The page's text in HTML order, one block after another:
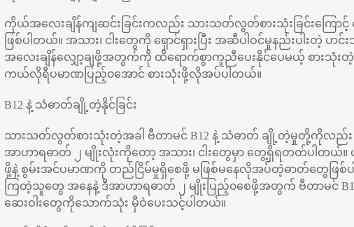
ကိုယ်အလေးချိန်ကျဆင်းခြင်းကလည်း သားသတ်လွတ်စားသုံးခြင်းကြောင့်
ဖြစ်ပါတယ်။ အသား၊ ငါးတွေကို ရှောင်ရှားပြီး အဆီပါဝင်မှုနည်းပါးတဲ့
အလေးချိန်လျှော့ချဖို့အတွက်ကို ထိရောက်စွာကူညီပေးနိုင်ပေမယ့် စား
ကယ်လိုရီပမာဏပြည့်၀အောင် စားသုံးဖို့လိုအပ်ပါတယ်။
B12 နဲ့ သံဓာတ်ချို့တဲ့နိုင်ခြင်း
သားသတ်လွတ်စားသုံးတဲ့အခါ ဗီတာမင် B12 နဲ့ သံဓာတ် ချို့တဲ့မှုတို့ကိုလည်
အာဟာရဓာတ် ၂ မျိုးလုံးကိုတော့ အသား၊ ငါးတွေမှာ တွေ့ရှိရတတ်ပါတ
ဖို့နဲ့ စွမ်းအင်ပမာဏကို တည်ငြိမ်မှုရှိစေဖို့ မဖြစ်မနေလိုအပ်တဲ့ဓာတ်တွေဖြ
ကြတဲ့သူတွေ အနေနဲ့ ဒီအာဟာရဓာတ် ၂ မျိုးပြည့်၀စေဖို့အတွက် ဗီတာမင်
ဆေးဝါးတွေကိုသောက်သုံး မှီဝဲပေးသင့်ပါတယ်။